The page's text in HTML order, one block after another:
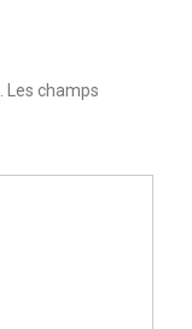
Les champs